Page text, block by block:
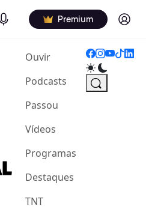
Podcasts Premium Log in
Ouvir(current)
Podcasts
Passou
Vídeos
Programas
Destaques
TNT